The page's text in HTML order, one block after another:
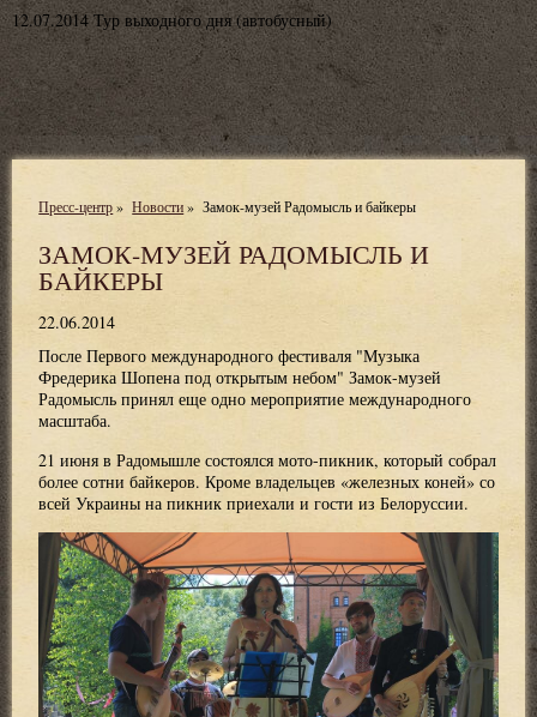
12.07.2014 Тур выходного дня (автобусный)
Пресс-центр » Новости » Замок-музей Радомысль и байкеры
ЗАМОК-МУЗЕЙ РАДОМЫСЛЬ И
БАЙКЕРЫ
22.06.2014
После Первого международного фестиваля "Музыка
Фредерика Шопена под открытым небом" Замок-музей
Радомысль принял еще одно мероприятие международного
масштаба.
21 июня в Радомышле состоялся мото-пикник, который собрал
более сотни байкеров. Кроме владельцев «железных коней» со
всей Украины на пикник приехали и гости из Белоруссии.